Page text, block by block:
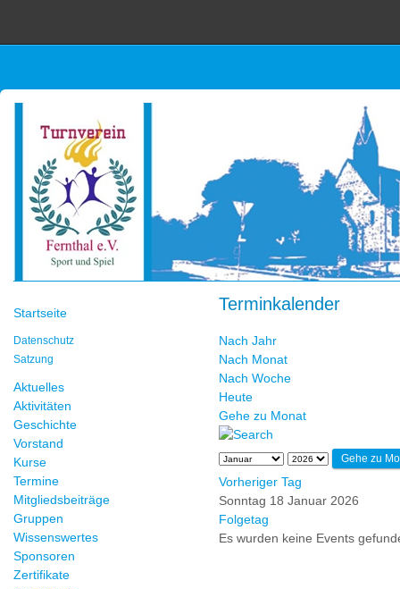
Startseite
Datenschutz
Satzung
Aktuelles
Aktivitäten
Geschichte
Vorstand
Kurse
Termine
Mitgliedsbeiträge
Gruppen
Wissenswertes
Sponsoren
Zertifikate
Terminkalender
Nach Jahr
Nach Monat
Nach Woche
Heute
Gehe zu Monat
Gehe zu
Vorheriger Tag
Sonntag 18 Januar 2026
Folgetag
Es wurden keine Events